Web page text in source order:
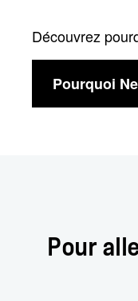
Découvrez
Pourquoi
Pour